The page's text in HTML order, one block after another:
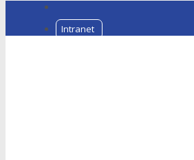
Intranet